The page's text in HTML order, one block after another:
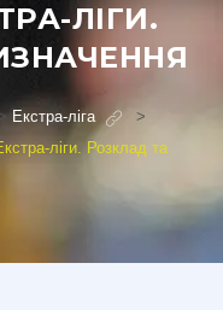
ЛІГИ.
Екстра-ліга
>
ліги. Розклад та